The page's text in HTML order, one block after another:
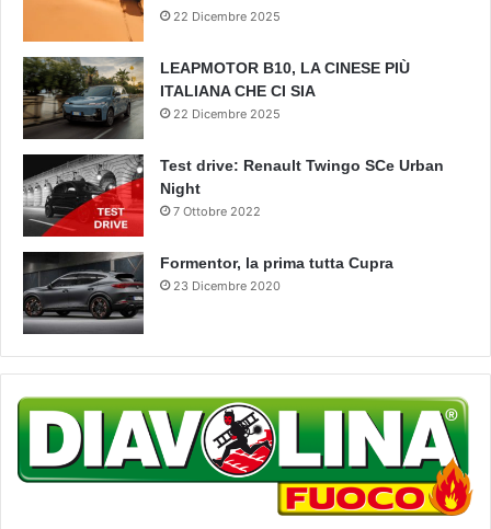
22 Dicembre 2025
LEAPMOTOR B10, LA CINESE PIÙ
ITALIANA CHE CI SIA
22 Dicembre 2025
Test drive: Renault Twingo SCe Urban
Night
7 Ottobre 2022
Formentor, la prima tutta Cupra
23 Dicembre 2020